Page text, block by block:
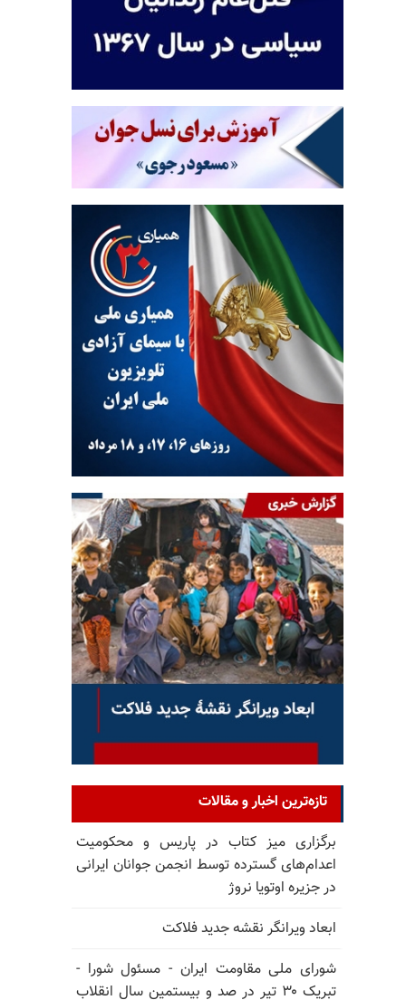
تازه‌ترین اخبار و مقالات
برگزاری میز کتاب در پاریس و محکومیت
اعدام‌های گسترده توسط انجمن جوانان ایرانی
در جزیره اوتویا نروژ
ابعاد ویرانگر نقشه جدید فلاکت
شورای ملی مقاومت ایران - مسئول شورا -
تبریک ۳۰ تیر در صد و بیستمین سال انقلاب